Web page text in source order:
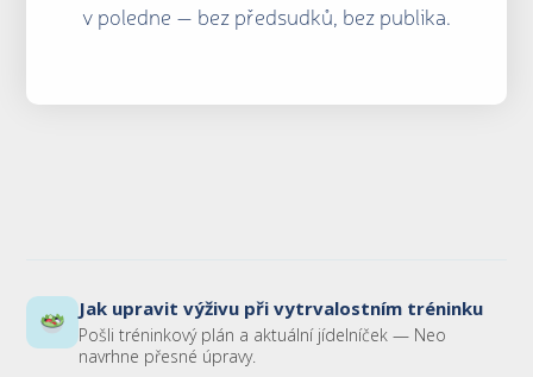
v poledne — bez předsudků, bez publika.
Jak upravit výživu při vytrvalostním tréninku
Pošli tréninkový plán a aktuální jídelníček — Neo
navrhne přesné úpravy.